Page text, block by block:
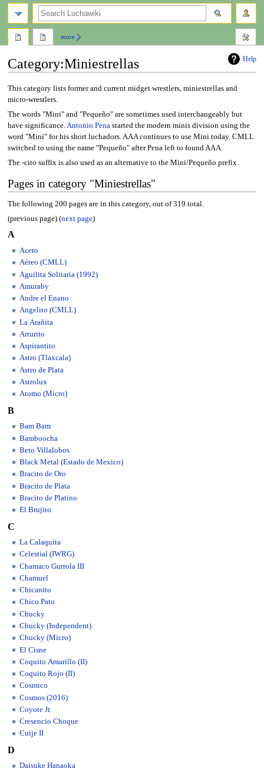
Help
Category:Miniestrellas
Jump
to
navigation
Jump
to
search
This category lists former and current midget wrestlers, miniestrellas and
micro-wrestlers.
The words "Mini" and "Pequeño" are sometimes used interchangeably but
have significance.Antonio Penastarted the modern minis division using the
word "Mini" for his short luchadors. AAA continues to use Mini today. CMLL
switched to using the name "Pequeño" after Pena left to found AAA.
The -cito suffix is also used as an alternative to the Mini/Pequeño prefix.
Pages in category "Miniestrellas"
The following 200 pages are in this category, out of 319 total.
(previous page) (next page)
A
Acero
Aéreo (CMLL)
Aguilita Solitaria (1992)
Amuraby
Andre el Enano
Angelito (CMLL)
La Arañita
Arturito
Aspirantito
Astro (Tlaxcala)
Astro de Plata
Astrolux
Atomo (Micro)
B
Bam Bam
Bamboocha
Beto Villalobos
Black Metal (Estado de Mexico)
Bracito de Oro
Bracito de Plata
Bracito de Platino
El Brujito
C
La Calaquita
Celestial (IWRG)
Chamaco Gurrola III
Chamuel
Chicanito
Chico Pato
Chucky
Chucky (Independent)
Chucky (Micro)
El Cisne
Coquito Amarillo (II)
Coquito Rojo (II)
Cosmico
Cosmos (2016)
Coyote Jr.
Cresencio Choque
Cuije II
D
Daisuke Hanaoka
more
search